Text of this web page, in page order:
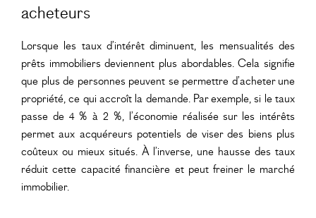
acheteurs
Lorsque les taux d’intérêt diminuent, les mensualités des
prêts immobiliers deviennent plus abordables. Cela signifie
que plus de personnes peuvent se permettre d’acheter une
propriété, ce qui accroît la demande. Par exemple, si le taux
passe de 4 % à 2 %, l’économie réalisée sur les intérêts
permet aux acquéreurs potentiels de viser des biens plus
coûteux ou mieux situés. À l’inverse, une hausse des taux
réduit cette capacité financière et peut freiner le marché
immobilier.